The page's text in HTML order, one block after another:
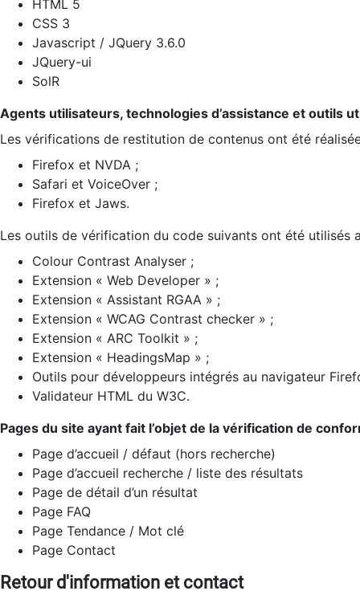
HTML 5
CSS 3
Javascript / JQuery 3.6.0
JQuery-ui
SolR
Agents utilisateurs, technologies d’assistance et outils
Les vérifications de restitution de contenus ont été
Firefox et NVDA ;
Safari et VoiceOver ;
Firefox et Jaws.
Les outils de vérification du code suivants ont été utilisés
Colour Contrast Analyser ;
Extension « Web Developer » ;
Extension « Assistant RGAA » ;
Extension « WCAG Contrast checker » ;
Extension « ARC Toolkit » ;
Extension « HeadingsMap » ;
Outils pour développeurs intégrés au navigateur
Validateur HTML du W3C.
Pages du site ayant fait l’objet de la vérification de
Page d’accueil / défaut (hors recherche)
Page d’accueil recherche / liste des résultats
Page de détail d’un résultat
Page FAQ
Page Tendance / Mot clé
Page Contact
Retour d'information et contact